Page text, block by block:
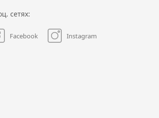
сетях:
Facebook Instagram